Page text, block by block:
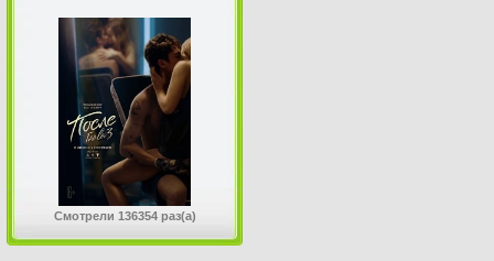
Смотрели 136354 раз(а)